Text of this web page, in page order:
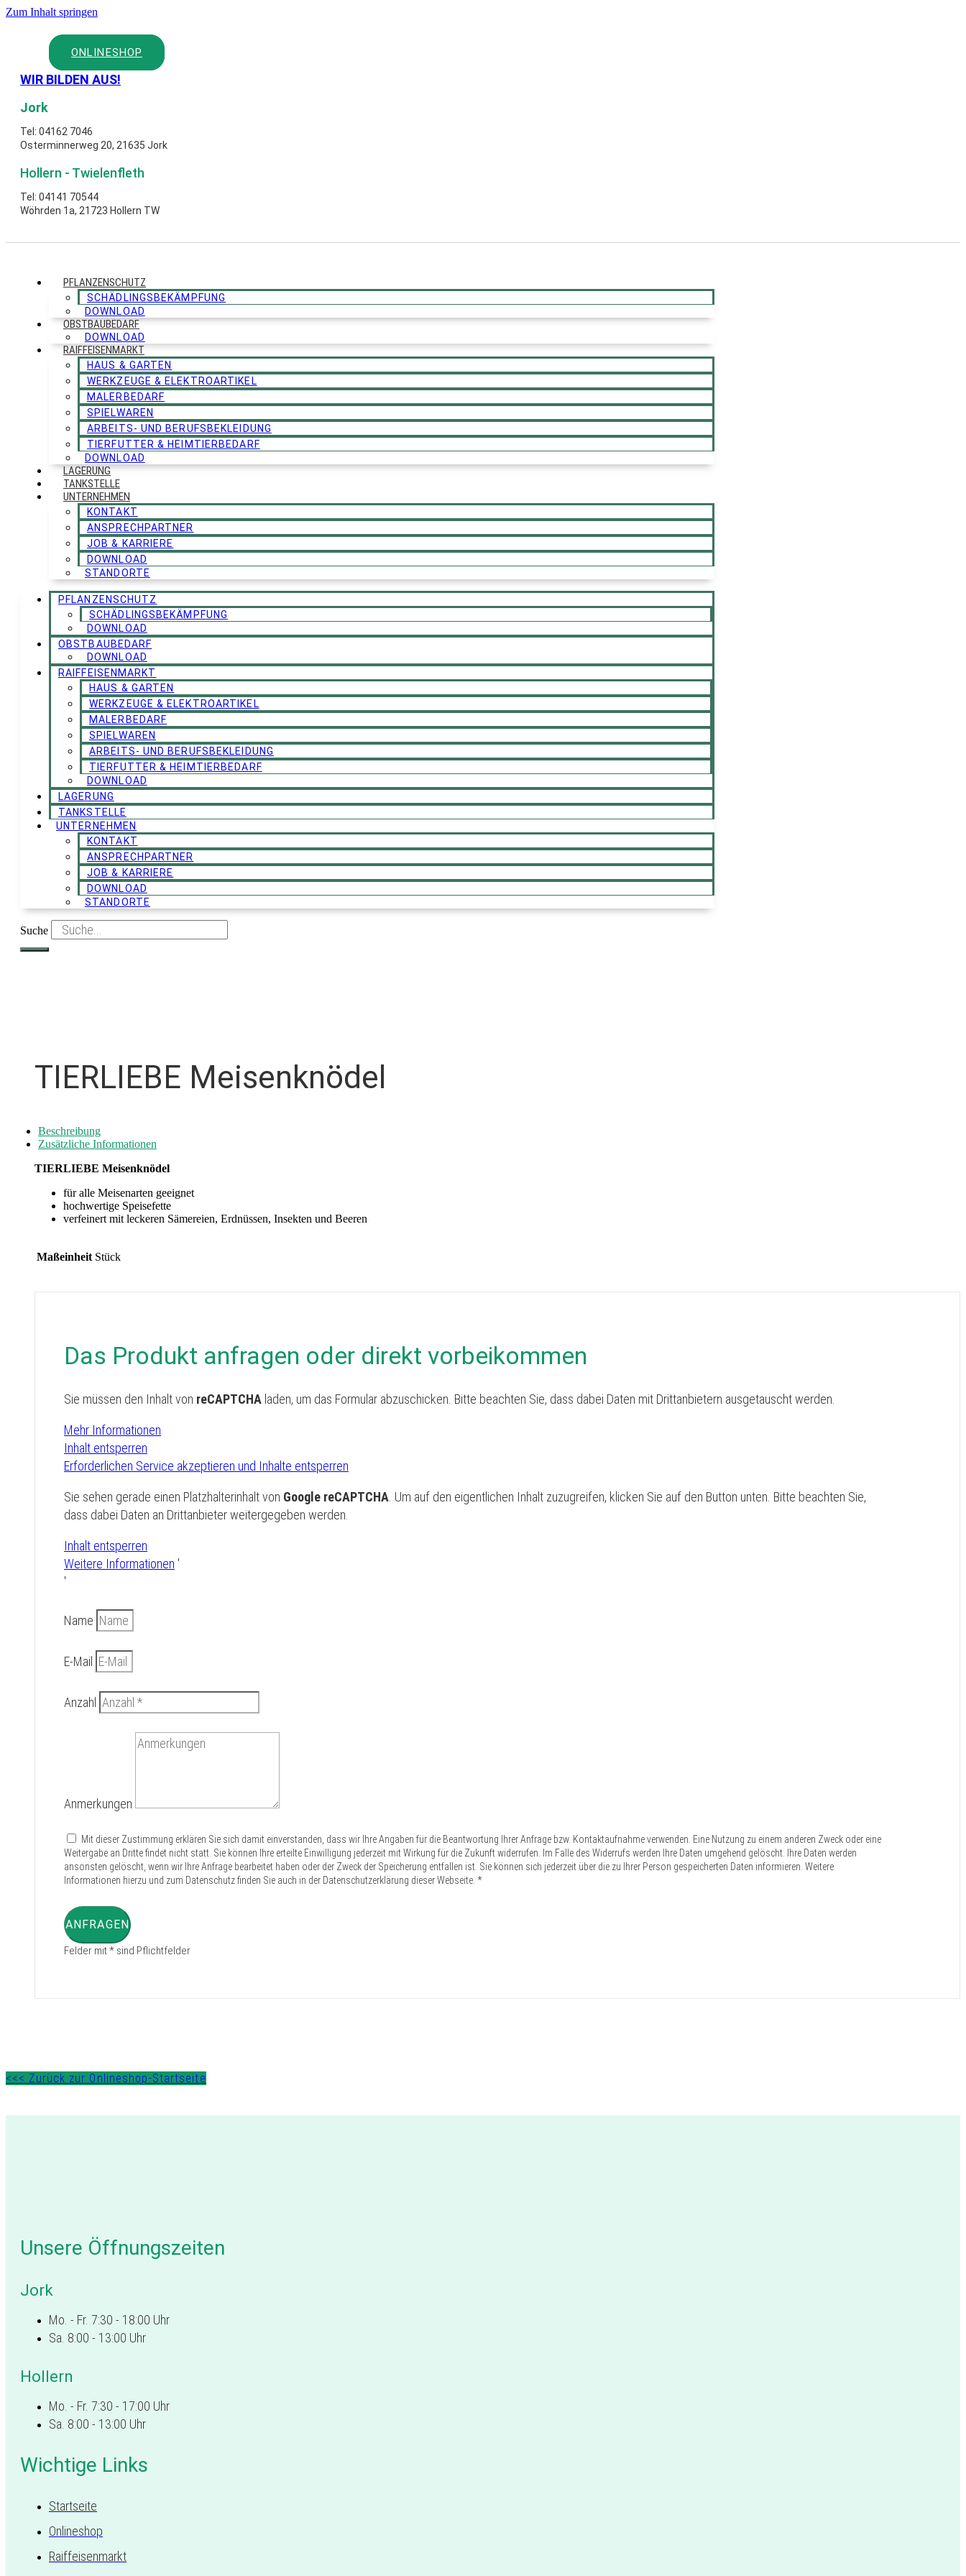
Zum Inhalt springen
ONLINESHOP
WIR BILDEN AUS!
Jork
Tel: 04162 7046
Osterminnerweg 20, 21635 Jork
Hollern - Twielenfleth
Tel: 04141 70544
Wöhrden 1a, 21723 Hollern TW
PFLANZENSCHUTZ
SCHÄDLINGSBEKÄMPFUNG
DOWNLOAD
OBSTBAUBEDARF
DOWNLOAD
RAIFFEISENMARKT
HAUS & GARTEN
WERKZEUGE & ELEKTROARTIKEL
MALERBEDARF
SPIELWAREN
ARBEITS- UND BERUFSBEKLEIDUNG
TIERFUTTER & HEIMTIERBEDARF
DOWNLOAD
LAGERUNG
TANKSTELLE
UNTERNEHMEN
KONTAKT
ANSPRECHPARTNER
JOB & KARRIERE
DOWNLOAD
STANDORTE
PFLANZENSCHUTZ
SCHÄDLINGSBEKÄMPFUNG
DOWNLOAD
OBSTBAUBEDARF
DOWNLOAD
RAIFFEISENMARKT
HAUS & GARTEN
WERKZEUGE & ELEKTROARTIKEL
MALERBEDARF
SPIELWAREN
ARBEITS- UND BERUFSBEKLEIDUNG
TIERFUTTER & HEIMTIERBEDARF
DOWNLOAD
LAGERUNG
TANKSTELLE
UNTERNEHMEN
KONTAKT
ANSPRECHPARTNER
JOB & KARRIERE
DOWNLOAD
STANDORTE
Suche
TIERLIEBE Meisenknödel
Beschreibung
Zusätzliche Informationen
TIERLIEBE Meisenknödel
für alle Meisenarten geeignet
hochwertige Speisefette
verfeinert mit leckeren Sämereien, Erdnüssen, Insekten und Beeren
Maßeinheit Stück
Das Produkt anfragen oder direkt vorbeikommen
Sie müssen den Inhalt von reCAPTCHA laden, um das Formular abzuschicken. Bitte beachten Sie, dass dabei Daten mit Drittanbietern ausgetauscht werden.
Mehr Informationen
Inhalt entsperren
Erforderlichen Service akzeptieren und Inhalte entsperren
Sie sehen gerade einen Platzhalterinhalt von Google reCAPTCHA. Um auf den eigentlichen Inhalt zuzugreifen, klicken Sie auf den Button unten. Bitte beachten Sie,
dass dabei Daten an Drittanbieter weitergegeben werden.
Inhalt entsperren
Weitere Informationen '
'
Name
E-Mail
Anzahl
Anmerkungen
Mit dieser Zustimmung erklären Sie sich damit einverstanden, dass wir Ihre Angaben für die Beantwortung Ihrer Anfrage bzw. Kontaktaufnahme verwenden. Eine Nutzung zu einem anderen Zweck oder eine
Weitergabe an Dritte findet nicht statt. Sie können Ihre erteilte Einwilligung jederzeit mit Wirkung für die Zukunft widerrufen. Im Falle des Widerrufs werden Ihre Daten umgehend gelöscht. Ihre Daten werden
ansonsten gelöscht, wenn wir Ihre Anfrage bearbeitet haben oder der Zweck der Speicherung entfallen ist. Sie können sich jederzeit über die zu Ihrer Person gespeicherten Daten informieren. Weitere
Informationen hierzu und zum Datenschutz finden Sie auch in der Datenschutzerklärung dieser Webseite. *
ANFRAGEN
Felder mit * sind Pflichtfelder
<<< Zurück zur Onlineshop-Startseite
Unsere Öffnungszeiten
Jork
Mo. - Fr. 7:30 - 18:00 Uhr
Sa. 8:00 - 13:00 Uhr
Hollern
Mo. - Fr. 7:30 - 17:00 Uhr
Sa. 8:00 - 13:00 Uhr
Wichtige Links
Startseite
Onlineshop
Raiffeisenmarkt